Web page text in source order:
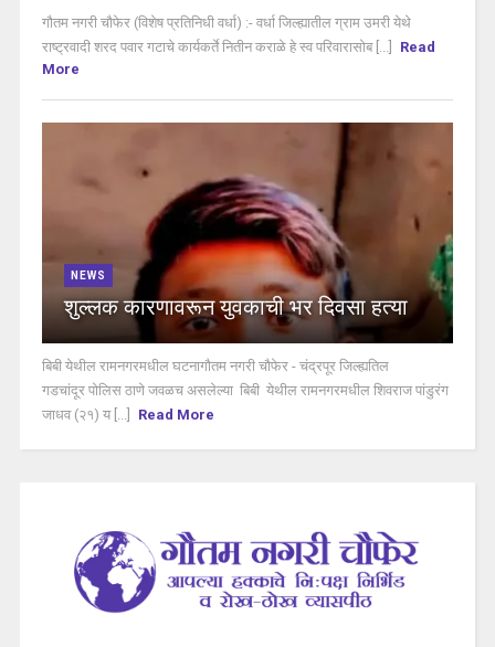
गौतम नगरी चौफेर (विशेष प्रतिनिधी वर्धा) :- वर्धा जिल्ह्यातील ग्राम उमरी येथे
राष्ट्रवादी शरद पवार गटाचे कार्यकर्ते नितीन कराळे हे स्व परिवारासोब [...]
Read
More
NEWS
शुल्लक कारणावरून युवकाची भर दिवसा हत्या
बिबी येथील रामनगरमधील घटनागौतम नगरी चौफेर - चंद्रपूर जिल्ह्यतिल
गडचांदूर पोलिस ठाणे जवळच असलेल्या बिबी येथील रामनगरमधील शिवराज पांडुरंग
जाधव (२१) य [...]
Read More